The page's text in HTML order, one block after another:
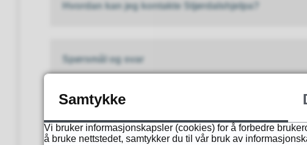
Hvordan kan jeg kontakte Stjørdalshjelpa?
Spørsmål og svar
Sist endret
Samtykke
Vi bruker informasjonskapsler (cookies) for å forbedre
å bruke nettstedet, samtykker du til vår bruk av